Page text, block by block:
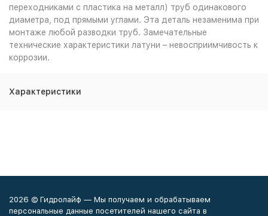
переходниками с пластика на металл) труб одинакового
диаметра, под прямыми углами. Эта деталь незаменима при
монтаже любой разводки труб. Замечательные
технические характеристики латуни – невосприимчивость к
коррозии.
Характеристики
2026 © Гидролайф — Мы получаем и обрабатываем
персональные данные посетителей нашего сайта в